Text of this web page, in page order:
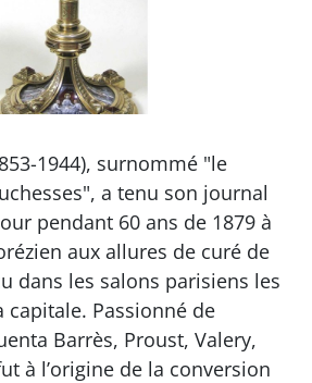
1944), surnommé "le
a tenu son journal
pendant 60 ans de 1879 à
aux allures de curé de
dans les salons parisiens les
capitale. Passionné de
Barrès, Proust, Valery,
à l’origine de la conversion